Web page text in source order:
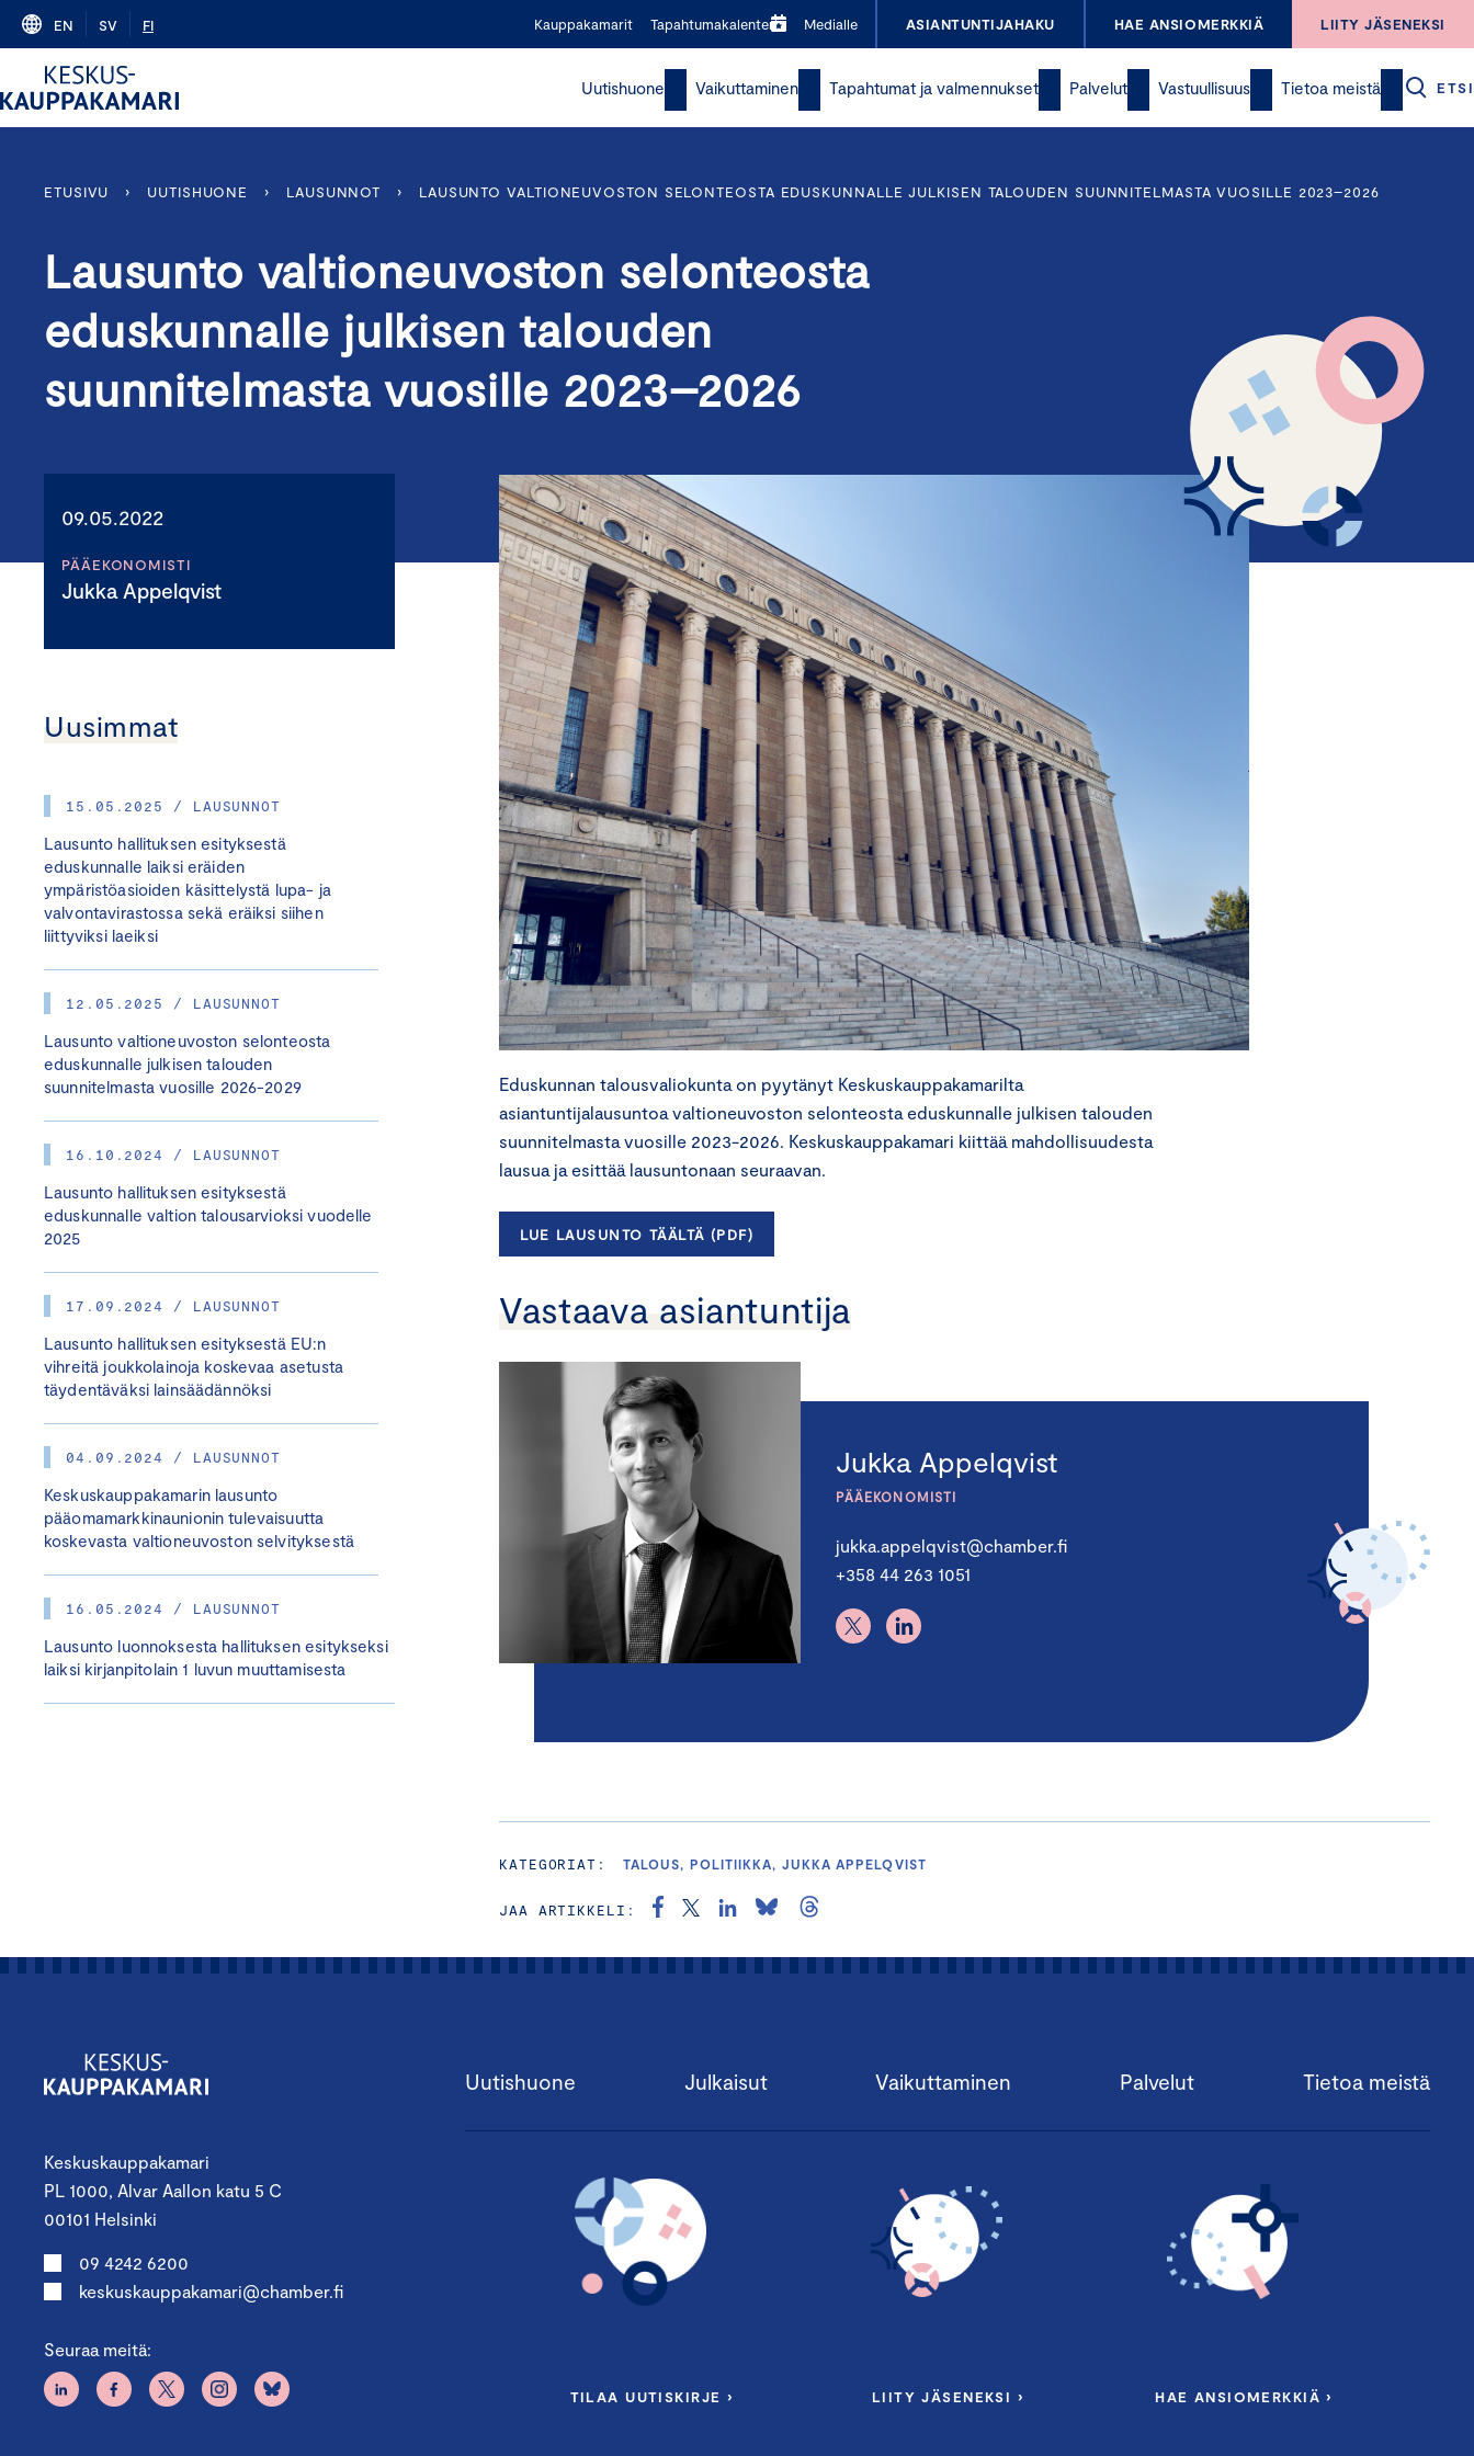
Skip
content
EN SV FI Kauppakamarit Tapahtumakalenteri Medialle ASIANTUNTIJAHAKU HAE ANSIOMERKKIÄ LIITY JÄSENEKSI
Uutishuone Vaikuttaminen Tapahtumat ja valmennukset Palvelut Vastuullisuus Tietoa meistä ETSI
ETUSIVU › UUTISHUONE › LAUSUNNOT › LAUSUNTO VALTIONEUVOSTON SELONTEOSTA EDUSKUNNALLE JULKISEN TALOUDEN SUUNNITELMASTA VUOSILLE 2023–2026
Lausunto valtioneuvoston selonteosta
eduskunnalle julkisen talouden
suunnitelmasta vuosille 2023–2026
09.05.2022
PÄÄEKONOMISTI
Jukka Appelqvist
Uusimmat
15.05.2025 / LAUSUNNOT
Lausunto hallituksen esityksestä
eduskunnalle laiksi eräiden
ympäristöasioiden käsittelystä lupa- ja
valvontavirastossa sekä eräiksi siihen
liittyviksi laeiksi
12.05.2025 / LAUSUNNOT
Lausunto valtioneuvoston selonteosta
eduskunnalle julkisen talouden
suunnitelmasta vuosille 2026-2029
16.10.2024 / LAUSUNNOT
Lausunto hallituksen esityksestä
eduskunnalle valtion talousarvioksi vuodelle
2025
17.09.2024 / LAUSUNNOT
Lausunto hallituksen esityksestä EU:n
vihreitä joukkolainoja koskevaa asetusta
täydentäväksi lainsäädännöksi
04.09.2024 / LAUSUNNOT
Keskuskauppakamarin lausunto
pääomamarkkinaunionin tulevaisuutta
koskevasta valtioneuvoston selvityksestä
16.05.2024 / LAUSUNNOT
Lausunto luonnoksesta hallituksen esitykseksi
laiksi kirjanpitolain 1 luvun muuttamisesta
Eduskunnan talousvaliokunta on pyytänyt Keskuskauppakamarilta
asiantuntijalausuntoa valtioneuvoston selonteosta eduskunnalle julkisen talouden
suunnitelmasta vuosille 2023-2026. Keskuskauppakamari kiittää mahdollisuudesta
lausua ja esittää lausuntonaan seuraavan.
LUE LAUSUNTO TÄÄLTÄ (PDF)
Vastaava asiantuntija
Jukka Appelqvist
PÄÄEKONOMISTI
jukka.appelqvist@chamber.fi
+358 44 263 1051
KATEGORIAT: TALOUS, POLITIIKKA, JUKKA APPELQVIST
JAA ARTIKKELI:
Keskuskauppakamari
PL 1000, Alvar Aallon katu 5 C
00101 Helsinki
09 4242 6200
keskuskauppakamari@chamber.fi
Seuraa meitä:
Uutishuone Julkaisut Vaikuttaminen Palvelut Tietoa meistä
TILAA UUTISKIRJE › LIITY JÄSENEKSI › HAE ANSIOMERKKIÄ ›